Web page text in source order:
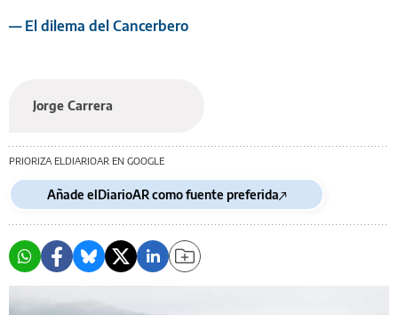
— El dilema del Cancerbero
Jorge Carrera
PRIORIZA ELDIARIOAR EN GOOGLE
Añade elDiarioAR como fuente preferida